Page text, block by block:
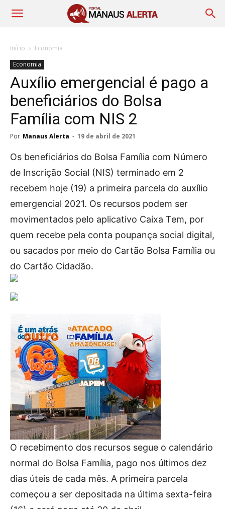
Início
Economia
Economia
Auxílio emergencial é pago a
beneficiários do Bolsa
Família com NIS 2
Por Manaus Alerta - 19 de abril de 2021
Os beneficiários do Bolsa Família com Número
de Inscrição Social (NIS) terminado em 2
recebem hoje (19) a primeira parcela do auxílio
emergencial 2021. Os recursos podem ser
movimentados pelo aplicativo Caixa Tem, por
quem recebe pela conta poupança social digital,
ou sacados por meio do Cartão Bolsa Família ou
do Cartão Cidadão.
O recebimento dos recursos segue o calendário
normal do Bolsa Família, pago nos últimos dez
dias úteis de cada mês. A primeira parcela
começou a ser depositada na última sexta-feira